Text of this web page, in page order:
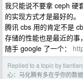
我只能说不要拿 ceph 硬
的实现方式才是最好的。
腾讯 cbs 用的肯定不是
存储的性能也是最近的事
随手 google 了一个：
Replied to a topic by
心：马化腾有多在乎你的数据